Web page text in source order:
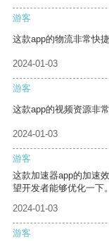
游客
这款app的物流非常快
2024-01-03
游客
这款app的视频资源非
2024-01-03
游客
这款加速器app的加速
望开发者能够优化一下。
2024-01-03
游客